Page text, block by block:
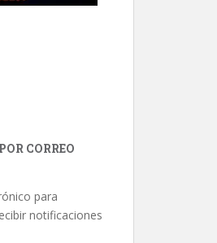
CORREO
para
notificaciones